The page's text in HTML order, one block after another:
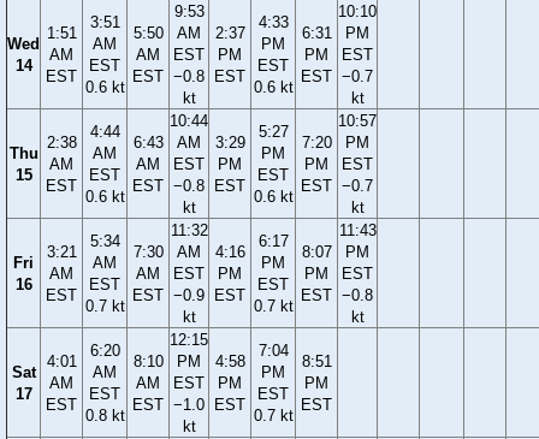
Wed
14
1:51
AM
EST
3:51
AM
EST
0.6 kt
5:50
AM
EST
9:53
AM
EST
−0.8
kt
2:37
PM
EST
4:33
PM
EST
0.6 kt
6:31
PM
EST
10:10
PM
EST
−0.7
kt
Thu
15
2:38
AM
EST
4:44
AM
EST
0.6 kt
6:43
AM
EST
10:44
AM
EST
−0.8
kt
3:29
PM
EST
5:27
PM
EST
0.6 kt
7:20
PM
EST
10:57
PM
EST
−0.7
kt
Fri
16
3:21
AM
EST
5:34
AM
EST
0.7 kt
7:30
AM
EST
11:32
AM
EST
−0.9
kt
4:16
PM
EST
6:17
PM
EST
0.7 kt
8:07
PM
EST
11:43
PM
EST
−0.8
kt
Sat
17
4:01
AM
EST
6:20
AM
EST
0.8 kt
8:10
AM
EST
12:15
PM
EST
−1.0
kt
4:58
PM
EST
7:04
PM
EST
0.7 kt
8:51
PM
EST